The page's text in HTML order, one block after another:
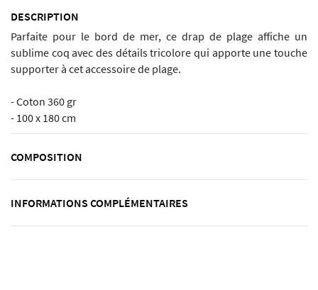
DESCRIPTION
Parfaite pour le bord de mer, ce drap de plage affiche un
sublime coq avec des détails tricolore qui apporte une touche
supporter à cet accessoire de plage.
- Coton 360 gr
- 100 x 180 cm
COMPOSITION
INFORMATIONS COMPLÉMENTAIRES